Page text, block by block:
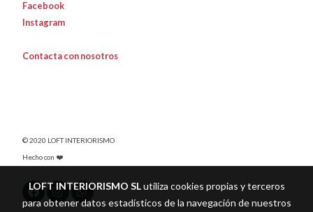
Facebook
Instagram
Contacta con nosotros
© 2020 LOFT INTERIORISMO
Hecho con ❤️
LOFT INTERIORISMO SLutiliza cookies propias y terceros
para obtener datos estadísticos de la navegación de nuestros